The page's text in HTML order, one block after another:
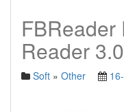
FBReader
Reader
Soft » Other